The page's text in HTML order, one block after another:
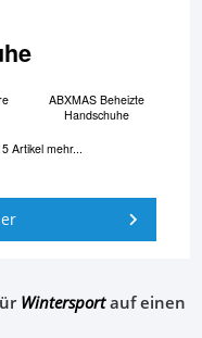
ABXMAS Beheizte
Handschuhe
Artikel mehr...
Wintersportauf einen